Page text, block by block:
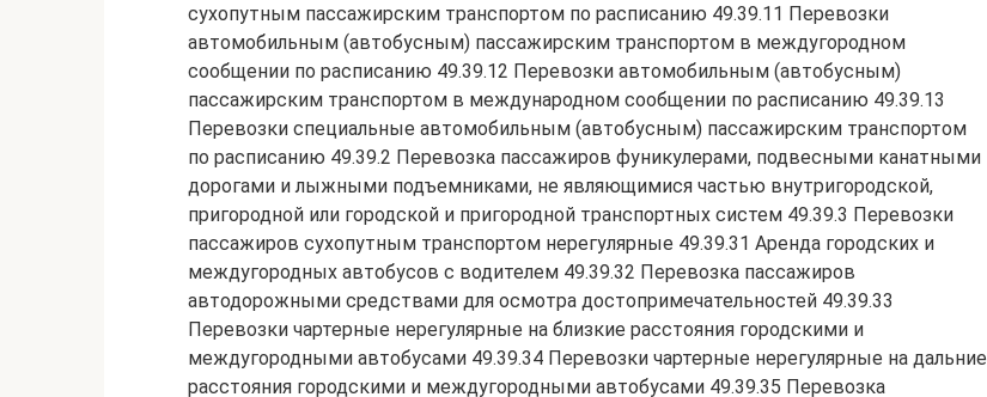
сухопутным пассажирским транспортом по расписанию 49.39.11 Перевозки
автомобильным (автобусным) пассажирским транспортом в междугородном
сообщении по расписанию 49.39.12 Перевозки автомобильным (автобусным)
пассажирским транспортом в международном сообщении по расписанию 49.39.13
Перевозки специальные автомобильным (автобусным) пассажирским транспортом
по расписанию 49.39.2 Перевозка пассажиров фуникулерами, подвесными канатными
дорогами и лыжными подъемниками, не являющимися частью внутригородской,
пригородной или городской и пригородной транспортных систем 49.39.3 Перевозки
пассажиров сухопутным транспортом нерегулярные 49.39.31 Аренда городских и
междугородных автобусов с водителем 49.39.32 Перевозка пассажиров
автодорожными средствами для осмотра достопримечательностей 49.39.33
Перевозки чартерные нерегулярные на близкие расстояния городскими и
междугородными автобусами 49.39.34 Перевозки чартерные нерегулярные на дальние
расстояния городскими и междугородными автобусами 49.39.35 Перевозка